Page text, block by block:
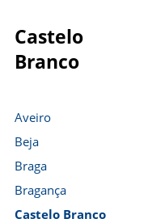
Castelo
Branco
Aveiro
Beja
Braga
Bragança
Castelo Branco